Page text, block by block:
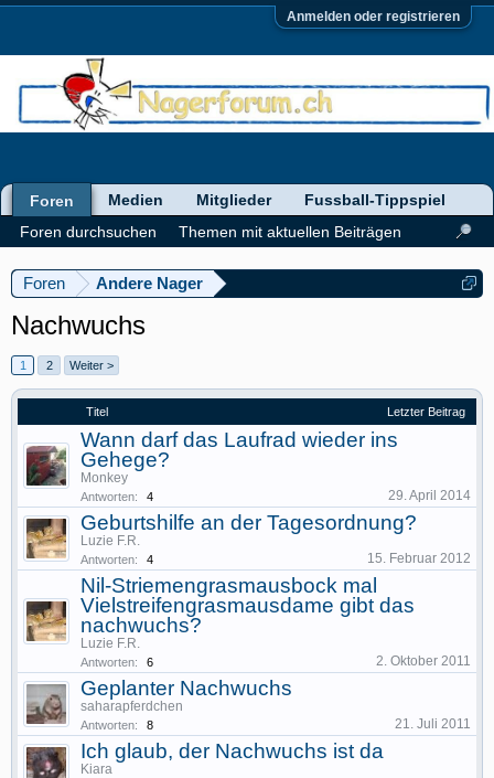
Anmelden oder registrieren
Foren Andere Nager
Nachwuchs
1 2 Weiter >
Titel Letzter Beitrag
Wann darf das Laufrad wieder ins
Gehege?
Monkey
Antworten: 4 29. April 2014
Geburtshilfe an der Tagesordnung?
Luzie F.R.
Antworten: 4 15. Februar 2012
Nil-Striemengrasmausbock mal
Vielstreifengrasmausdame gibt das
nachwuchs?
Luzie F.R.
Antworten: 6 2. Oktober 2011
Geplanter Nachwuchs
saharapferdchen
Antworten: 8 21. Juli 2011
Ich glaub, der Nachwuchs ist da
Kiara
Foren
Foren durchsuchen
Themen mit aktuellen Beiträgen
Medien Mitglieder Fussball-Tippspiel